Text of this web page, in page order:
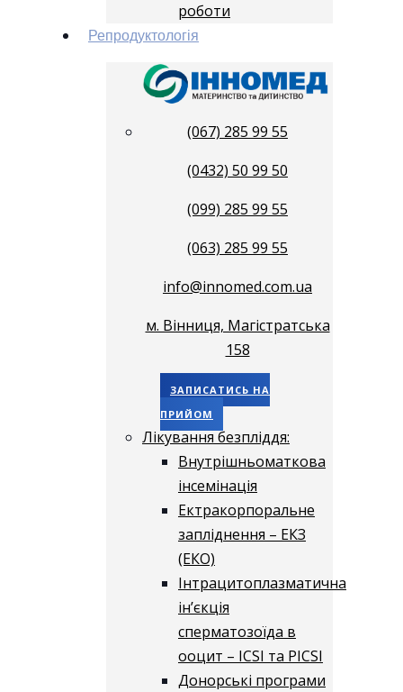
роботи
Репродуктологія
(067) 285 99 55
(0432) 50 99 50
(099) 285 99 55
(063) 285 99 55
info@innomed.com.ua
м. Вінниця, Магістратська
158
ЗАПИСАТИСЬ НА
ПРИЙОМ
Лікування безпліддя:
Внутрішньоматкова
інсемінація
Ектракорпоральне
запліднення – ЕКЗ
(ЕКО)
Інтрацитоплазматична
ін’єкція
сперматозоїда в
ооцит – ICSI та PICSI
Донорські програми